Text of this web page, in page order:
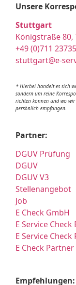
Unsere
Stuttgart
Königstraße
+49 (0)711
stuttgart@e-
* Hierbei handelt es sich
sondern um reine
richten können und wo
persönlich empfangen.
Partner:
DGUV Prüfung
DGUV
DGUV V3
Stellenangebot
Job
E Check GmbH
E Service Check
E Service
E Check
Empfehlungen: